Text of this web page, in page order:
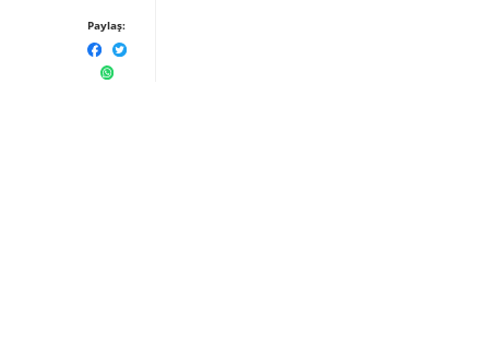
Paylaş: